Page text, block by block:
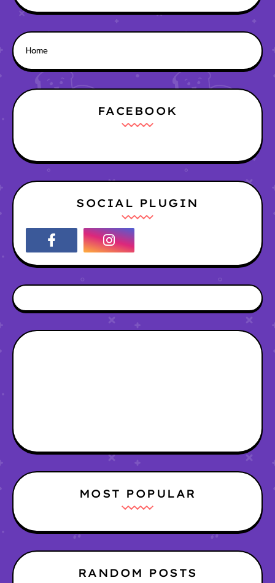
Home
FACEBOOK
SOCIAL PLUGIN
MOST POPULAR
RANDOM POSTS